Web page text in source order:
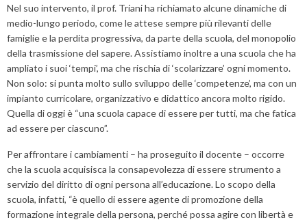
Nel suo intervento, il prof. Triani ha richiamato alcune dinamiche di
medio-lungo periodo, come le attese sempre più rilevanti delle
famiglie e la perdita progressiva, da parte della scuola, del monopolio
della trasmissione del sapere. Assistiamo inoltre a una scuola che ha
ampliato i suoi ‘tempi’, ma che rischia di ‘scolarizzare’ ogni momento.
Non solo: si punta molto sullo sviluppo delle ‘competenze’, ma con un
impianto curricolare, organizzativo e didattico ancora molto rigido.
Quella di oggi è “una scuola capace di essere per tutti, ma che fatica
ad essere per ciascuno”.
Per affrontare i cambiamenti – ha proseguito il docente – occorre
che la scuola acquisisca la consapevolezza di essere strumento a
servizio del diritto di ogni persona all’educazione. Lo scopo della
scuola, infatti, “è quello di essere agente di promozione della
formazione integrale della persona, perché possa agire con libertà e